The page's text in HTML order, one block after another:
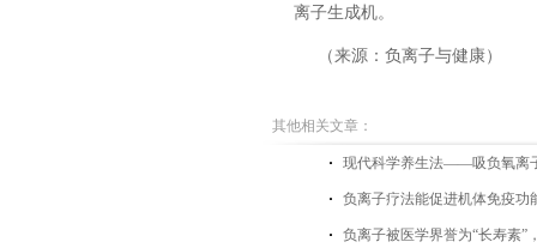
离子生成机。
（来源：负离子与健康）
其他相关文章：
现代科学养生法——吸负氧离
负离子疗法能促进机体免疫功
负离子被医学界誉为“长寿素”